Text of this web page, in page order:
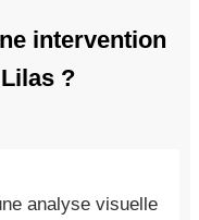
intervention
?
analyse visuelle